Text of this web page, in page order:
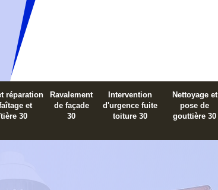
réparation
et
30
Ravalement
de façade
30
Intervention
d'urgence fuite
toiture 30
Nettoyage et
pose de
gouttière 30